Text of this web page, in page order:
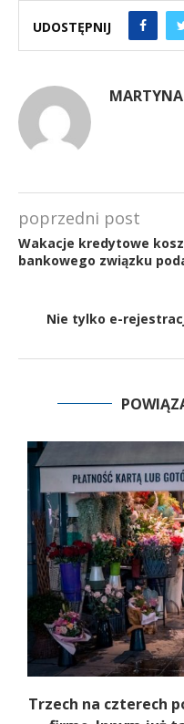
UDOSTĘPNIJ
poprzedni post
Wakacje kredytowe
bankowego związku
Nie tylko e-
Trzech na czterech